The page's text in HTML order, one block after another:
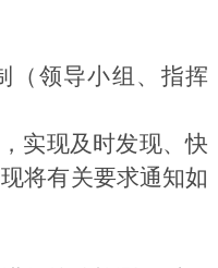
（领导小组、指挥
实现及时发现、快
将有关要求通知如